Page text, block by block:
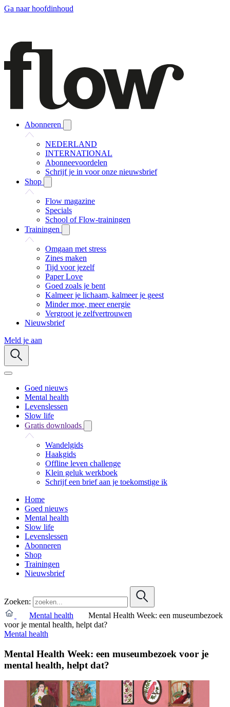
Ga naar hoofdinhoud
Abonneren
NEDERLAND
INTERNATIONAL
Abonneevoordelen
Schrijf je in voor onze nieuwsbrief
Shop
Flow magazine
Specials
School of Flow-trainingen
Trainingen
Omgaan met stress
Zines maken
Tijd voor jezelf
Paper Love
Goed zoals je bent
Kalmeer je lichaam, kalmeer je geest
Minder moe, meer energie
Vergroot je zelfvertrouwen
Nieuwsbrief
Meld je aan
Goed nieuws
Mental health
Levenslessen
Slow life
Gratis downloads
Wandelgids
Haakgids
Offline leven challenge
Klein geluk werkboek
Schrijf een brief aan je toekomstige ik
Home
Goed nieuws
Mental health
Slow life
Levenslessen
Abonneren
Shop
Trainingen
Nieuwsbrief
Zoeken:
Mental health
Mental Health Week: een museumbezoek
voor je mental health, helpt dat?
Mental health
Mental Health Week: een museumbezoek voor je
mental health, helpt dat?